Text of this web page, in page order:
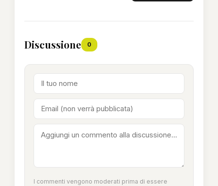
Discussione 0
I commenti vengono moderati prima di essere